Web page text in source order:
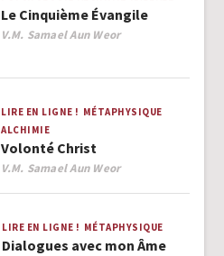
Le Cinquième Évangile
Author
V.M. Samael Aun Weor
LIRE EN LIGNE ! MÉTAPHYSIQUE
ALCHIMIE
Volonté Christ
Author
V.M. Samael Aun Weor
LIRE EN LIGNE ! MÉTAPHYSIQUE
Dialogues avec mon Âme